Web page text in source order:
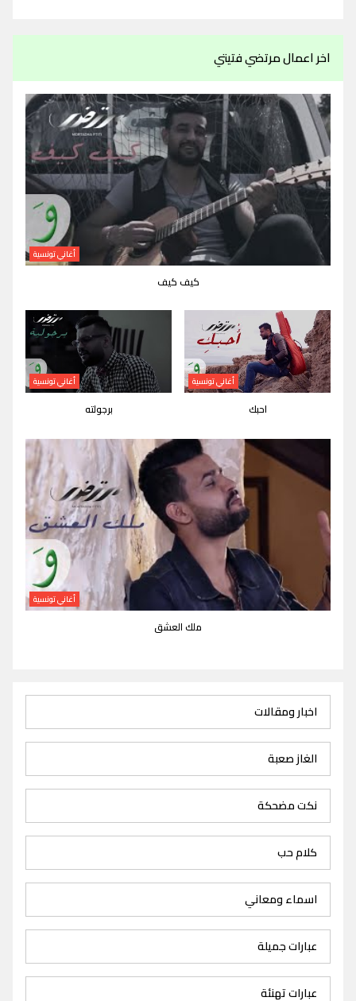
اخر اعمال مرتضي فتيتي
أغاني تونسية
كيف كيف
أغاني تونسية
احبك
أغاني تونسية
برجولته
أغاني تونسية
ملك العشق
اخبار ومقالات
الغاز صعبة
نكت مضحكة
كلام حب
اسماء ومعاني
عبارات جميلة
عبارات تهنئة